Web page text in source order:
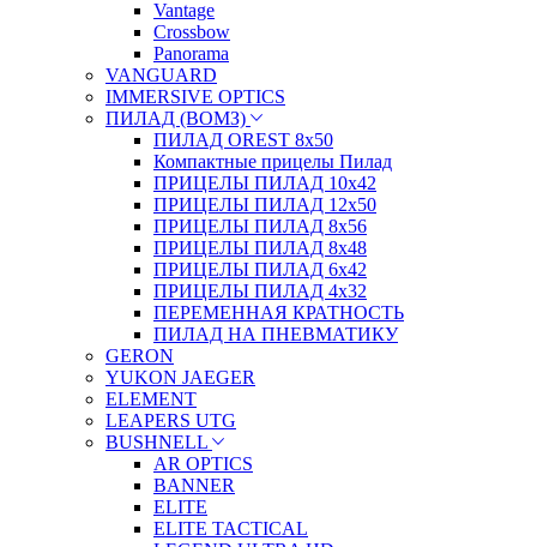
Vantage
Crossbow
Panorama
VANGUARD
IMMERSIVE OPTICS
ПИЛАД (ВОМЗ)
ПИЛАД OREST 8х50
Компактные прицелы Пилад
ПРИЦЕЛЫ ПИЛАД 10х42
ПРИЦЕЛЫ ПИЛАД 12х50
ПРИЦЕЛЫ ПИЛАД 8х56
ПРИЦЕЛЫ ПИЛАД 8х48
ПРИЦЕЛЫ ПИЛАД 6х42
ПРИЦЕЛЫ ПИЛАД 4х32
ПЕРЕМЕННАЯ КРАТНОСТЬ
ПИЛАД НА ПНЕВМАТИКУ
GERON
YUKON JAEGER
ELEMENT
LEAPERS UTG
BUSHNELL
AR OPTICS
BANNER
ELITE
ELITE TACTICAL